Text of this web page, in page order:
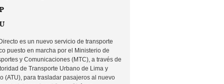
es un nuevo servicio de transporte
puesto en marcha por el Ministerio de
y Comunicaciones (MTC), a través de
de Transporte Urbano de Lima y
(ATU), para trasladar pasajeros al nuevo